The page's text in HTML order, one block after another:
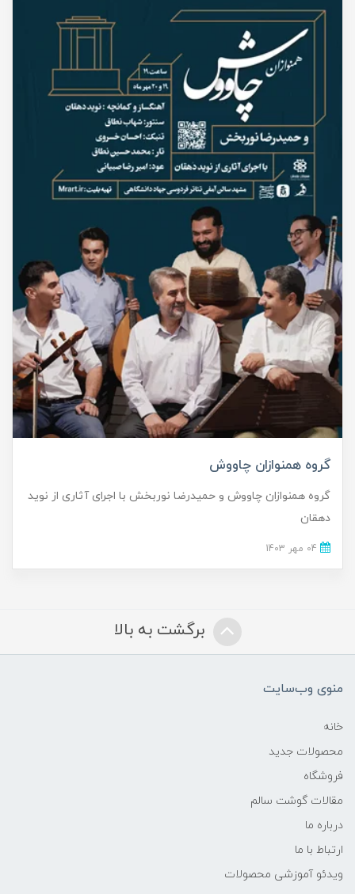
گروه همنوازان چاووش
گروه همنوازان چاووش و حمیدرضا نوربخش با اجرای آثاری از نوید
دهقان
برگشت به بالا
منوی وب‌سایت
خانه
محصولات جدید
فروشگاه
مقالات گوشت سالم
درباره ما
ارتباط با ما
ویدئو آموزشی محصولات